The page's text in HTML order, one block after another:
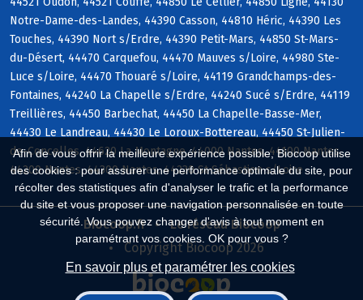
Afin de vous offrir la meilleure expérience possible, Biocoop utilise
des cookies : pour assurer une performance optimale du site, pour
récolter des statistiques afin d'analyser le trafic et la performance
du site et vous proposer une navigation personnalisée en toute
sécurité. Vous pouvez changer d'avis à tout moment en
paramétrant vos cookies. OK pour vous ?
En savoir plus et paramétrer les cookies
Notre-Dame-des-Landes, 44390 Casson, 44810 Héric, 44390 Les
Touches, 44390 Nort s/Erdre, 44390 Petit-Mars, 44850 St-Mars-
du-Désert, 44470 Carquefou, 44470 Mauves s/Loire, 44980 Ste-
Luce s/Loire, 44470 Thouaré s/Loire, 44119 Grandchamps-des-
Fontaines, 44240 La Chapelle s/Erdre, 44240 Sucé s/Erdre, 44119
Treillières, 44450 Barbechat, 44450 La Chapelle-Basse-Mer,
44430 Le Landreau, 44430 Le Loroux-Bottereau, 44450 St-Julien-
de-Concelles, 44620 La Montagne, 44000 Nantes, 44100 Nantes,
44200 Nantes, 44300 Nantes, 44230 St-Sébastien s/Loire
Biocoop.fr
Le réseau Biocoop
Copyright Biocoop 2026